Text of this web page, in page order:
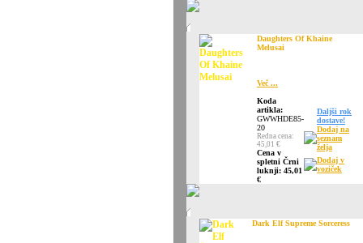
Daughters Of Khaine
Melusai
Več ...
Koda
artikla:
GWWHDE85-
20
Redna cena:
45,01 €
Cena v
spletni Črni
luknji: 45,01
€
Daljši rok
dostave!
Dodaj na
seznam
želja
Dodaj v
voziček
Dark Elf Supreme Sorceress